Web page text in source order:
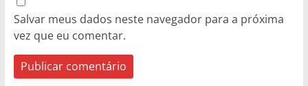
Salvar meus dados neste navegador para a próxima
vez que eu comentar.